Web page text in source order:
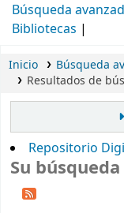
Búsqueda
Bibliotecas
Inicio
Búsqueda
Resultados de
Repositorio
Su